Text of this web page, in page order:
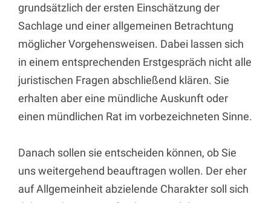
grundsätzlich der ersten Einschätzung der
Sachlage und einer allgemeinen Betrachtung
möglicher Vorgehensweisen. Dabei lassen sich
in einem entsprechenden Erstgespräch nicht alle
juristischen Fragen abschließend klären. Sie
erhalten aber eine mündliche Auskunft oder
einen mündlichen Rat im vorbezeichneten Sinne.
Danach sollen sie entscheiden können, ob Sie
uns weitergehend beauftragen wollen. Der eher
auf Allgemeinheit abzielende Charakter soll sich